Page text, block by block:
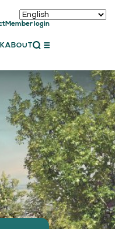
CLOSE
Member login
ABOUT